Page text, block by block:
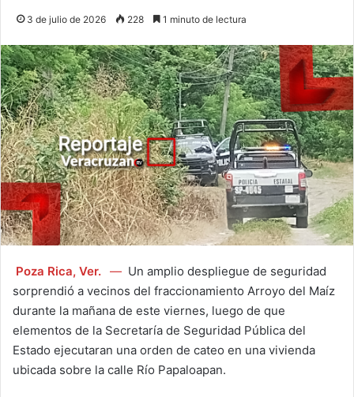
3 de julio de 2026 228 1 minuto de lectura
Poza Rica, Ver. — Un amplio despliegue de seguridad
sorprendió a vecinos del fraccionamiento Arroyo del Maíz
durante la mañana de este viernes, luego de que
elementos de la Secretaría de Seguridad Pública del
Estado ejecutaran una orden de cateo en una vivienda
ubicada sobre la calle Río Papaloapan.